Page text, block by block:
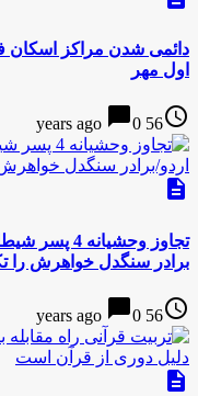
دائمی شدن مراکز اسکان
اول مهر
access_time
56 years ago
chat_bubble0
description
برادر سنگدل خواهرش را
access_time
56 years ago
chat_bubble0
description